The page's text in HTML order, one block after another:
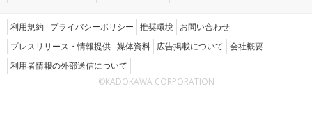
利用規約 プライバシーポリシー 推奨環境 お問い合わせ
プレスリリース・情報提供 媒体資料 広告掲載について 会社概要
利用者情報の外部送信について
©KADOKAWA CORPORATION